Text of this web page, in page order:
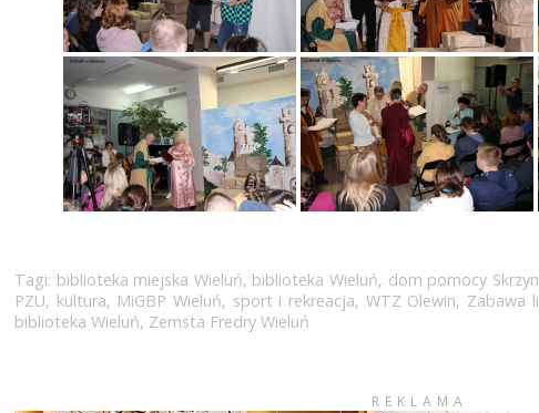
Tagi: biblioteka miejska Wieluń, biblioteka Wieluń, dom pomocy
PZU, kultura, MiGBP Wieluń, sport i rekreacja, WTZ Olewin, Zabawa
biblioteka Wieluń, Zemsta Fredry Wieluń
REKLAMA